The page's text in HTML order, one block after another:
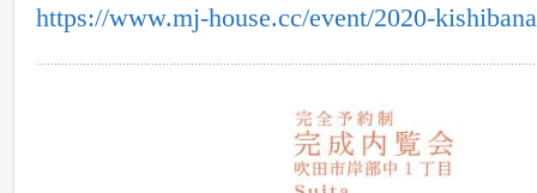
https://www.mj-house.cc/event/2020-